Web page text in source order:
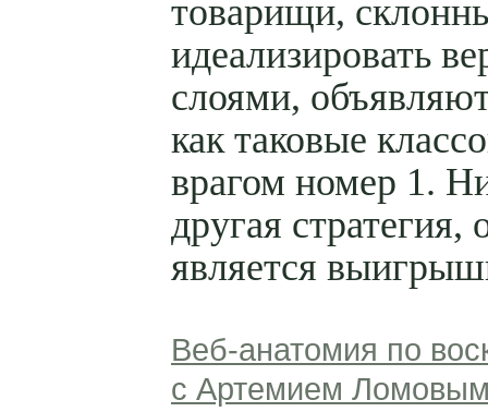
товарищи,
идеализировать
слоями,
как таковые
врагом номер 1.
другая стратегия,
является
Веб-анатомия по
с Артемием